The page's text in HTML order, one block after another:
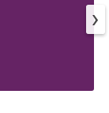
موزه فرش:
‹